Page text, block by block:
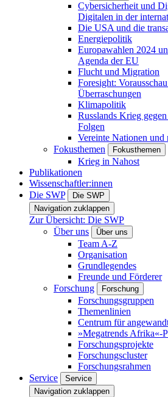
Cybersicherheit und
Digitalen in der
Die USA und die
Energiepolitik
Europawahlen 2024
Agenda der EU
Flucht und Migration
Foresight:
Überraschungen
Klimapolitik
Russlands Krieg
Folgen
Vereinte Nationen
Fokusthemen
Fokusthemen
Krieg in Nahost
Publikationen
Wissenschaftler:innen
Die SWP
Die SWP
Navigation zuklappen
Zur Übersicht: Die SWP
Über uns
Über uns
Team A-Z
Organisation
Grundlegendes
Freunde und Förderer
Forschung
Forschung
Forschungsgruppen
Themenlinien
Centrum für
»Megatrends Afrika«-
Forschungsprojekte
Forschungscluster
Forschungsrahmen
Service
Service
Navigation zuklappen